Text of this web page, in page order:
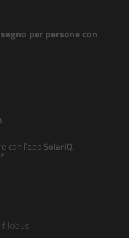
per persone con
con l’app SolariQ.